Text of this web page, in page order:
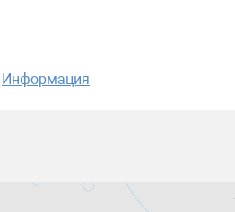
Информация